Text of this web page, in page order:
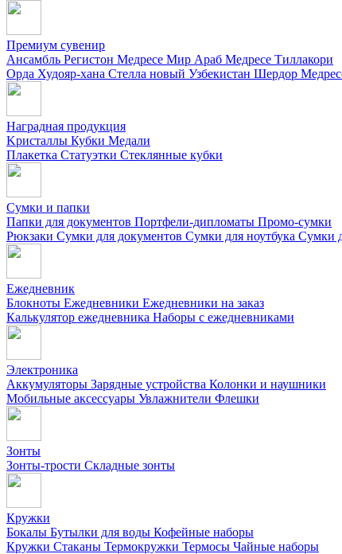
Премиум сувенир
Ансамбль Регистон Медресе Мир Араб Медресе Тиллакори
Орда Худояр-хана Стелла новый Узбекистан Шердор
Наградная продукция
Kристаллы Кубки Медали
Плакетка Статуэтки Стеклянные кубки
Сумки и папки
Папки для документов Портфели-дипломаты Промо-сумки
Рюкзаки Сумки для документов Сумки для ноутбука Сумки
Ежедневник
Блокноты Ежедневники Ежедневники на заказ
Калькулятор ежедневника Наборы с ежедневниками
Электроника
Аккумуляторы Зарядные устройства Колонки и наушники
Мобильные аксессуары Увлажнители Флешки
Зонты
Зонты-трости Складные зонты
Кружки
Бокалы Бутылки для воды Кофейные наборы
Кружки Стаканы Термокружки Термосы Чайные наборы